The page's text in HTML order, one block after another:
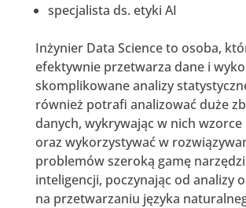
specjalista ds. etyki AI
Inżynier Data Science to osoba,
efektywnie przetwarza dane i
skomplikowane analizy
również potrafi analizować duże
danych, wykrywając w nich
oraz wykorzystywać w
problemów szeroką gamę
inteligencji, poczynając od analizy
na przetwarzaniu języka